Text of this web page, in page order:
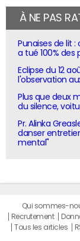
À NE PAS
Punaises de lit
a tué 100% des
Eclipse du 12
l'observation
Plus que deux
du silence,
Pr. Alinka
danser
mental"
Qui sommes-
Recrutement
Tous les articles